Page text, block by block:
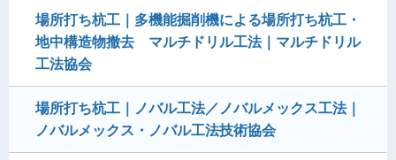
場所打ち杭工｜多機能掘削機による場所打ち杭工・
地中構造物撤去 マルチドリル工法｜マルチドリル
工法協会
場所打ち杭工｜ノバル工法／ノバルメックス工法｜
ノバルメックス・ノバル工法技術協会